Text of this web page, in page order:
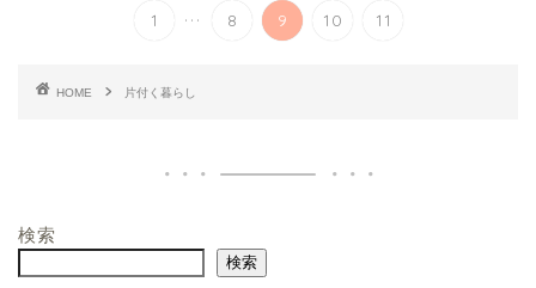
1 ... 8 9 10 11
HOME 片付く暮らし
検索
検索